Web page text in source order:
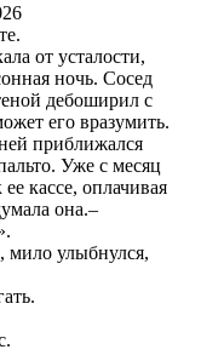
от усталости,
ночь. Сосед
дебоширил с
его вразумить.
приближался
Уже с месяц
кассе, оплачивая
она.–
мило улыбнулся,